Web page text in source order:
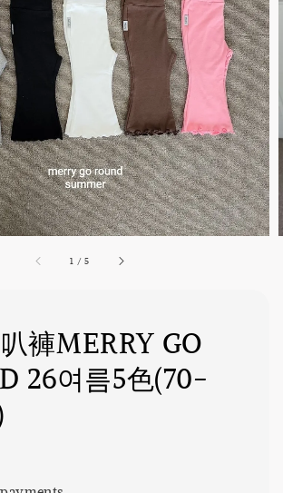
1 /5
褲MERRY GO
26여름5色(70-